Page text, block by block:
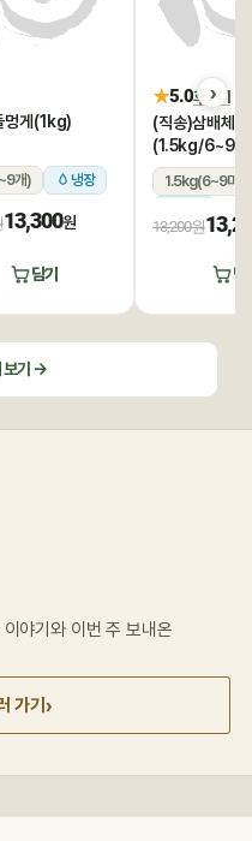
멍게(1kg)
개) 냉장
13,300원
담기
★5.0후기 1
(직송)삼배체굴
(1.5kg/6~9
1.5kg(6~9미)
13,200원
담
보기 →
야기와 이번 주 보내온
가기 ›